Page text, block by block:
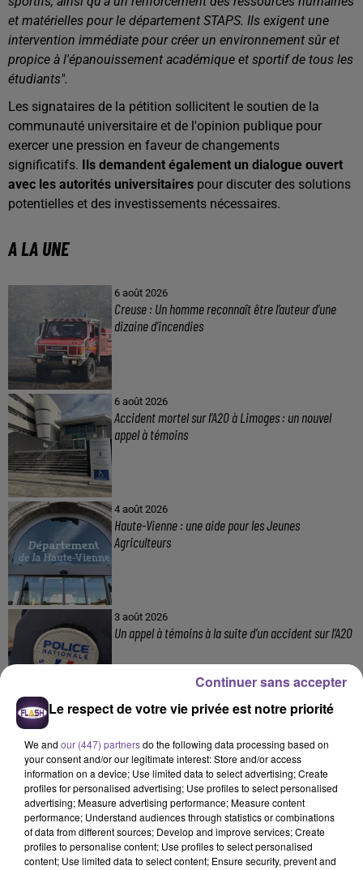
et matérielles pour le département STAPS. Ils exigent une
intervention immédiate pour créer un environnement sûr et
propice à l'épanouissement académique et sportif de tous les
étudiants".
Les signataires de la pétition sollicitent le soutien de la
communauté universitaire et de l'opinion publique pour
exercer une pression en faveur de changements
significatifs. Ils demandent également un dialogue ouvert
avec les autorités universitaires pour discuter des solutions
potentielles et des investissements nécessaires.
A LA UNE
6 août 2026
Creuse : Un homme reconnaît être l’auteur d’une
dizaine d’incendies
6 août 2026
Accident mortel sur l’A20 à Limoges : un nouvel
appel à témoins
4 août 2026
Haute-Vienne : une aide pour les Jeunes
Agriculteurs
3 août 2026
Un appel à témoins à la suite d’un accident sur l’A20
DERNIERS TITRES
5h16
5h16 5h12
5h12 5h10
5h10
Le respect de votre vie privée est notre priorité
We and our (447) partnersdo the following data processing based on
your consent and/or our legitimate interest: Store and/or access
information on a device; Use limited data to select advertising; Create
profiles for personalised advertising; Use profiles to select personalised
advertising; Measure advertising performance; Measure content
performance; Understand audiences through statistics or combinations
of data from different sources; Develop and improve services; Create
profiles to personalise content; Use profiles to select personalised
content; Use limited data to select content; Ensure security, prevent and
Continuer sans accepter